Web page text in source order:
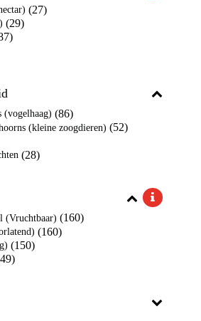
(27)
(29)
(86)
(kleine zoogdieren) (52)
(28)
(Vruchtbaar) (160)
(160)
(150)